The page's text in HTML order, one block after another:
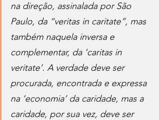
na direção, assinalada por São
Paulo, da “veritas in caritate”, mas
também naquela inversa e
complementar, da ‘caritas in
veritate’. A verdade deve ser
procurada, encontrada e expressa
na ‘economia’ da caridade, mas a
caridade, por sua vez, deve ser